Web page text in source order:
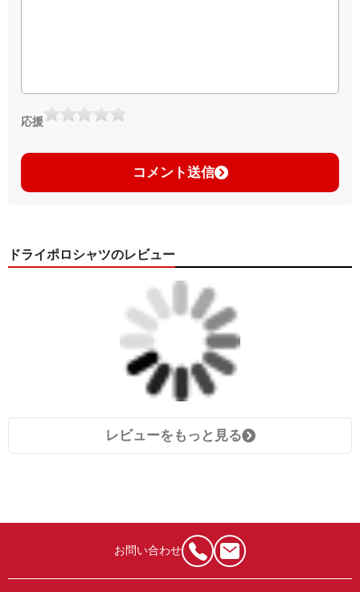
応援
コメント送信
ドライポロシャツのレビュー
レビューをもっと見る
お問い合わせ